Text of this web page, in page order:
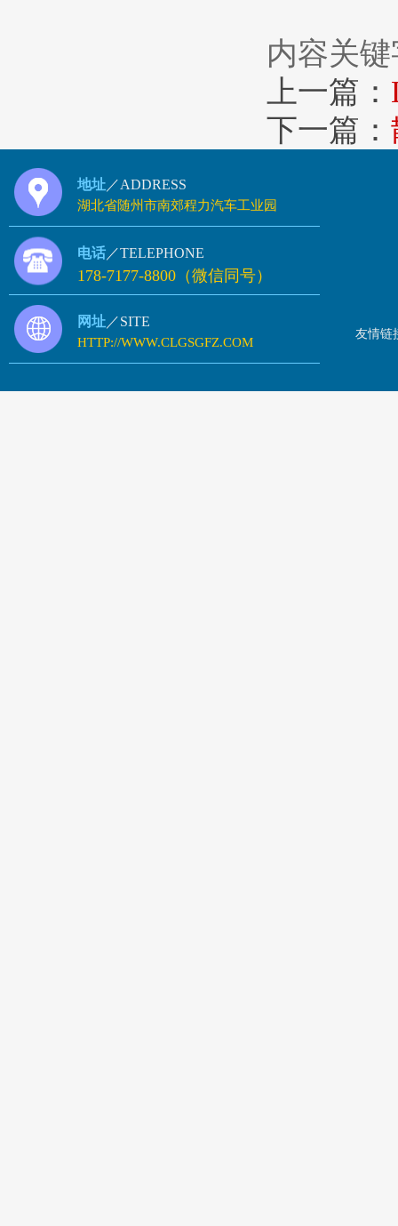
内容关
上一篇：
下一篇：
地址 ／ADDRESS
湖北省随州市南郊程力汽车工业园
电话 ／TELEPHONE
178-7177-8800（微信同号）
网址 ／SITE
HTTP://WWW.CLGSGFZ.COM
友情链